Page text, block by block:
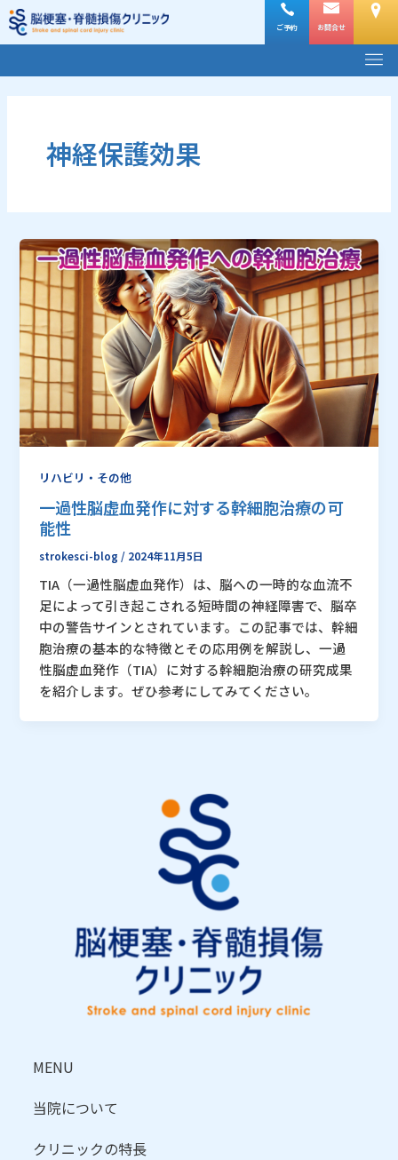
内
容
ス
ご予約 お問合せ
メ
ニ
神経保護効果
リハビリ・その他
一過性脳虚血発作に対する幹細胞治療の可
能性
strokesci-blog / 2024年11月5日
TIA（一過性脳虚血発作）は、脳への一時的な血流不
足によって引き起こされる短時間の神経障害で、脳卒
中の警告サインとされています。この記事では、幹細
胞治療の基本的な特徴とその応用例を解説し、一過
性脳虚血発作（TIA）に対する幹細胞治療の研究成果
を紹介します。ぜひ参考にしてみてください。
MENU
当院について
クリニックの特長